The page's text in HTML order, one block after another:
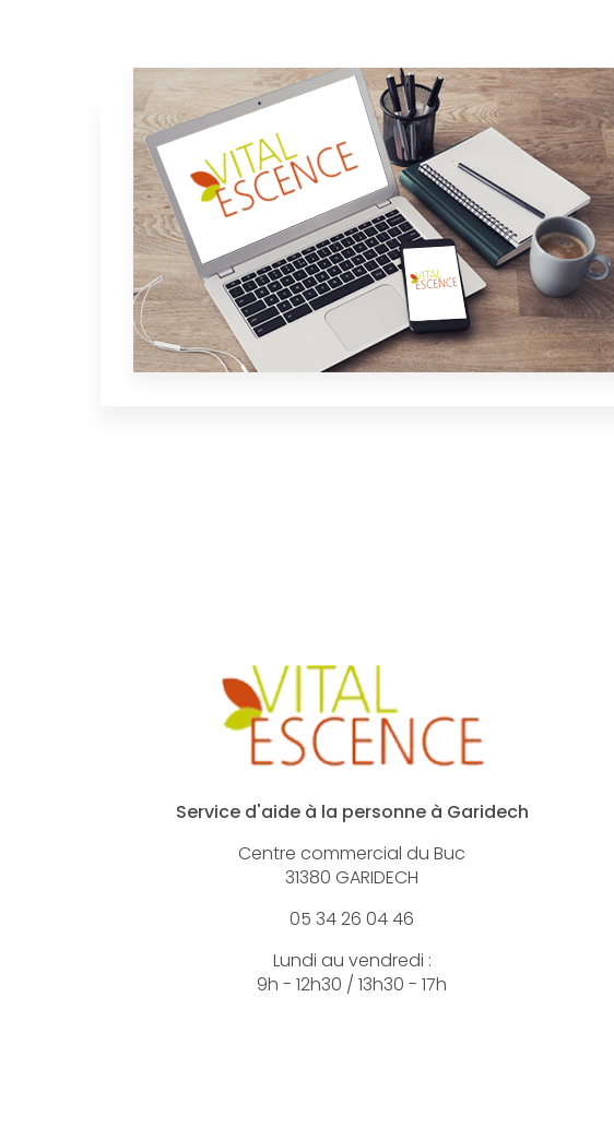
Service d'aide à la personne à Garidech
Centre commercial du Buc
31380 GARIDECH
05 34 26 04 46
Lundi au vendredi :
9h - 12h30 / 13h30 - 17h